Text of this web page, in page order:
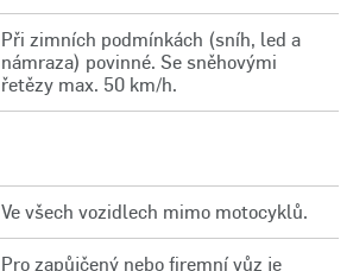
Při zimních podmínkách (sníh, led a
námraza) povinné. Se sněhovými
řetězy max. 50 km/h.
Ve všech vozidlech mimo motocyklů.
Pro zapůjčený nebo firemní vůz je